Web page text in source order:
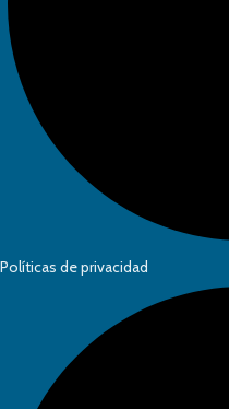
Políticas de privacidad